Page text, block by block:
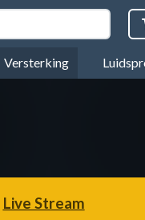
Versterking
Live Stream